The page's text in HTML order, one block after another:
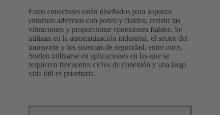
Estos conectores están diseñados para soportar
entornos adversos con polvo y fluidos, resistir las
vibraciones y proporcionar conexiones fiables. Se
utilizan en la automatización industrial, el sector del
transporte y los sistemas de seguridad, entre otros.
Suelen utilizarse en aplicaciones en las que se
requieren frecuentes ciclos de conexión y una larga
vida útil es prioritaria.